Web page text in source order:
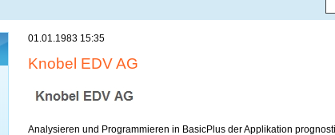
01.01.1983 15:35
Knobel EDV AG
Analysieren und Programmieren in BasicPlus der Applikation